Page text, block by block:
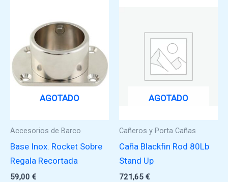
AGOTADO
Accesorios de Barco
Base Inox. Rocket Sobre
Regala Recortada
59,00 €
AGOTADO
Cañeros y Porta Cañas
Caña Blackfin Rod 80Lb
Stand Up
721,65 €